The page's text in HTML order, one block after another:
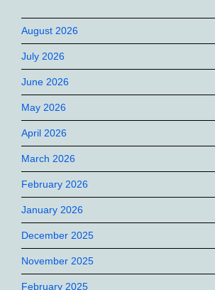
August 2026
July 2026
June 2026
May 2026
April 2026
March 2026
February 2026
January 2026
December 2025
November 2025
February 2025